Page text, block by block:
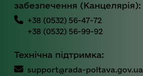
забезпечення (Канцелярія):
+38 (0532) 56-47-72
+38 (0532) 56-99-92
Технічна підтримка:
support@rada-poltava.gov.ua